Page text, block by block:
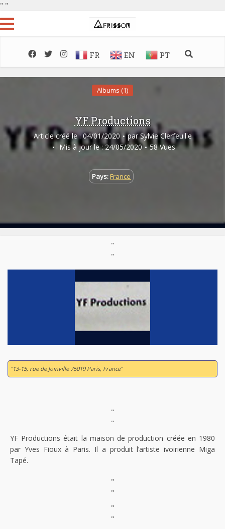
" "
FR EN PT
Albums (1)
YF Productions
Article créé le : 04/01/2020 par Sylvie Clerfeuille
Mis à jour le : 24/05/2020
58 Vues
Pays:France
"
"
“13-15, rue de Joinville 75019 Paris, France”
"
"
YF Productions était la maison de production créée en 1980
par Yves Fioux à Paris. Il a produit l’artiste ivoirienne Miga
Tapé.
"
"
"
"